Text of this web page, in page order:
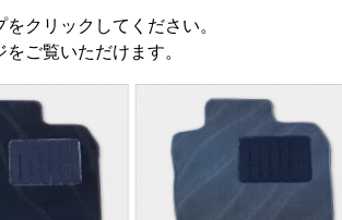
クリックしてください。
ご覧いただけます。